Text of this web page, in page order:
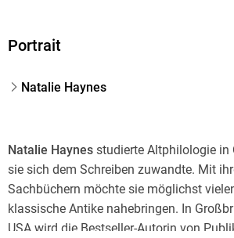
Portrait
Natalie Haynes
Natalie Haynesstudierte Altphilologie in
sie sich dem Schreiben zuwandte. Mit
Sachbüchern möchte sie möglichst
klassische Antike nahebringen. In
USA wird die Bestseller-Autorin von